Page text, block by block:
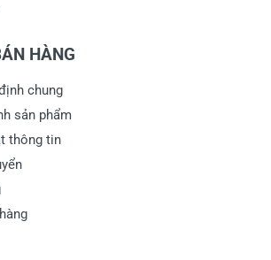
HÀNG
chung
sản phẩm
thông tin